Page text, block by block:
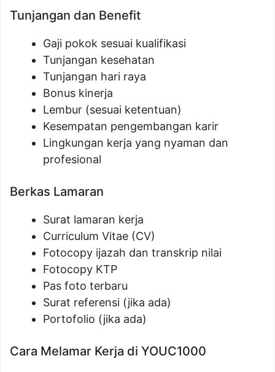
Tunjangan dan Benefit
Gaji pokok sesuai kualifikasi
Tunjangan kesehatan
Tunjangan hari raya
Bonus kinerja
Lembur (sesuai ketentuan)
Kesempatan pengembangan karir
Lingkungan kerja yang nyaman dan
profesional
Berkas Lamaran
Surat lamaran kerja
Curriculum Vitae (CV)
Fotocopy ijazah dan transkrip nilai
Fotocopy KTP
Pas foto terbaru
Surat referensi (jika ada)
Portofolio (jika ada)
Cara Melamar Kerja di YOUC1000